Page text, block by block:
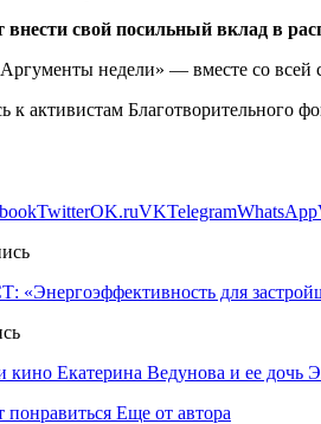
внести свой посильный вклад в
недели» — вместе со
к активистам
TwitterOK.ruVKTelegramWhatsApp
«Энергоэффективность для
кино Екатерина Ведунова и ее
понравиться Еще от автора